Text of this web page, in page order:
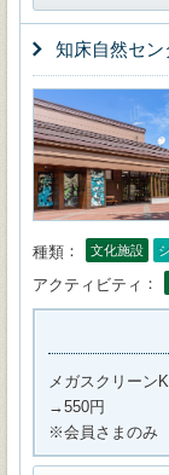
知床自然セン
種類 文化施設
アクティビティ
メガスクリーン
→550円
※会員さまのみ